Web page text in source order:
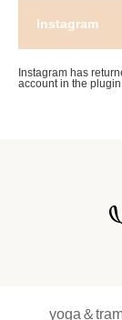
Instagram
Instagram has
account in the
yoga＆